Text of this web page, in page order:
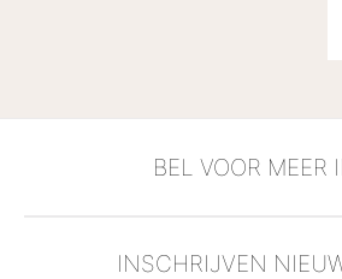
BEL VOOR MEER
INSCHRIJVEN